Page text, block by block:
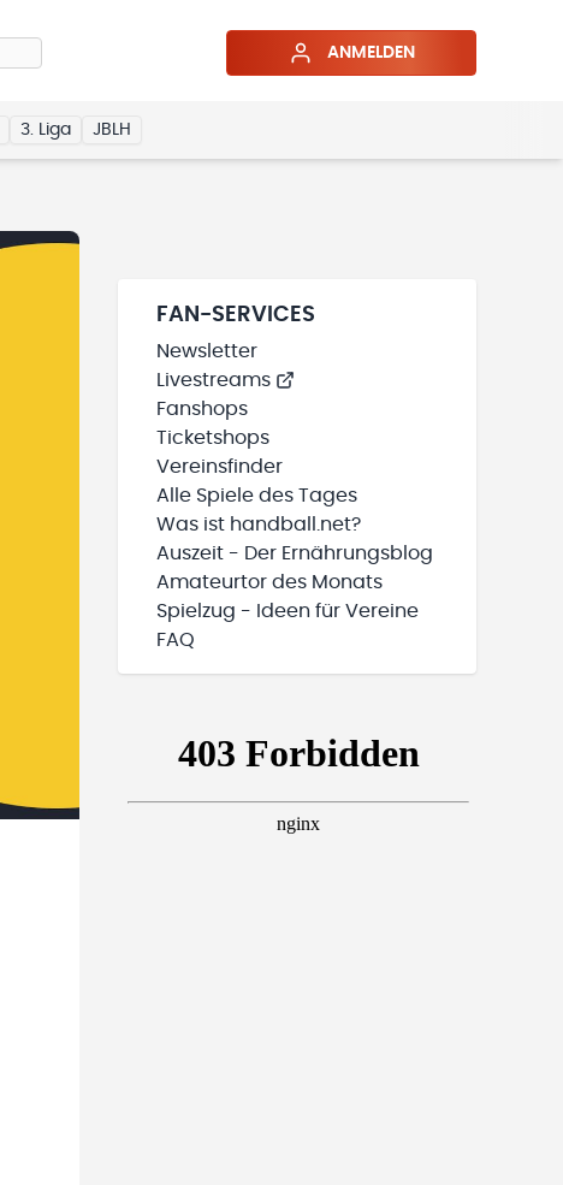
ANMELDEN
3. Liga JBLH
FAN-SERVICES
Newsletter
Livestreams
Fanshops
Ticketshops
Vereinsfinder
Alle Spiele des Tages
Was ist handball.net?
Auszeit - Der Ernährungsblog
Amateurtor des Monats
Spielzug - Ideen für Vereine
FAQ